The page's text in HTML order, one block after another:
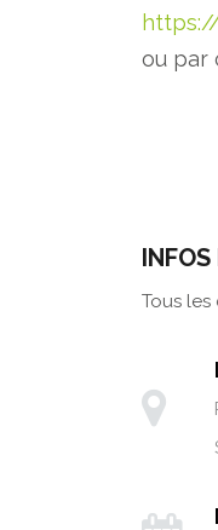
ou par
Tous les